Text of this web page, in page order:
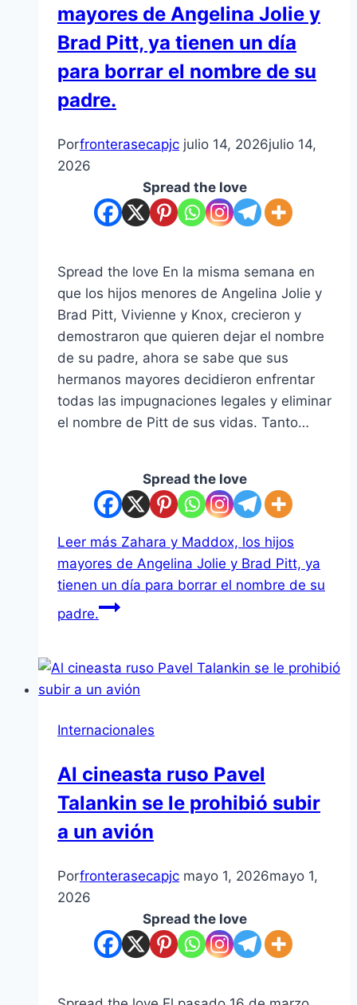
mayores de Angelina Jolie y
Brad Pitt, ya tienen un día
para borrar el nombre de su
padre.
Porfronterasecapjc julio 14, 2026julio 14,
2026
Spread the love
Spread the love En la misma semana en
que los hijos menores de Angelina Jolie y
Brad Pitt, Vivienne y Knox, crecieron y
demostraron que quieren dejar el nombre
de su padre, ahora se sabe que sus
hermanos mayores decidieron enfrentar
todas las impugnaciones legales y eliminar
el nombre de Pitt de sus vidas. Tanto…
Spread the love
Leer más Zahara y Maddox, los hijos
mayores de Angelina Jolie y Brad Pitt, ya
tienen un día para borrar el nombre de su
padre.
Internacionales
Al cineasta ruso Pavel
Talankin se le prohibió subir
a un avión
Porfronterasecapjc mayo 1, 2026mayo 1,
2026
Spread the love